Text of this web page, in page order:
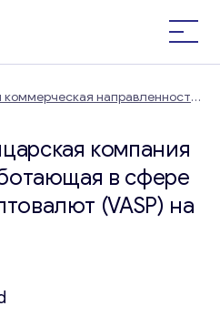
направленность
компания
в сфере
(VASP) на